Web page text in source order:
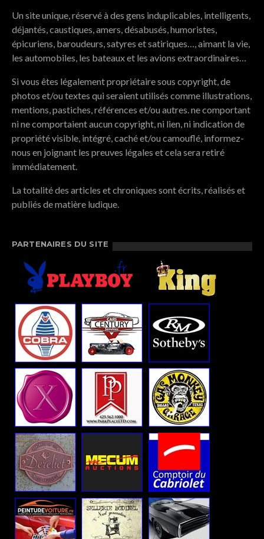
Un site unique, réservé à des gens induplicables, intelligents,
déjantés, caustiques, amers, désabusés, humoristes,
épicuriens, baroudeurs, satyres et satiriques…, aimant la vie,
les automobiles, les bateaux et les avions extraordinaires…
Si vous êtes légalement propriétaire sous copyright, de
photos et/ou textes qui seraient utilisés comme illustrations,
mentions, pastiches, références et/ou autres. ne comportant
ni ne comportaient aucun copyright, ni lien, ni indication de
propriété visible, intégré, caché et/ou camouflé, informez-
nous en joignant les preuves légales et cela sera retiré
immédiatement.
La totalité des articles et chroniques sont écrits, réalisés et
publiés de matière ludique.
PARTENAIRES DU SITE